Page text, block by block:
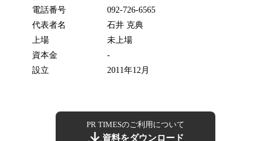
電話番号
092-726-6565
代表者名
石井 克典
上場
未上場
資本金
-
設立
2011年12月
PR TIMESのご利用について
資料をダウンロード